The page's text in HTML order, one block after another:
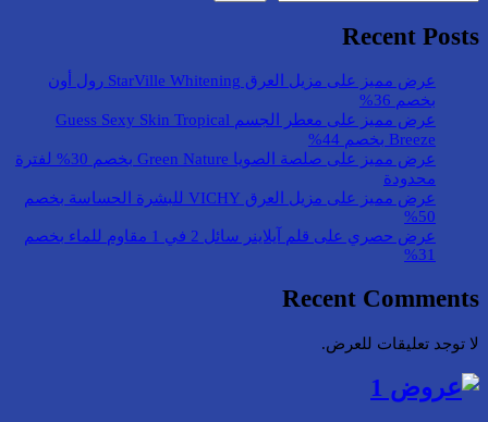
Recent Posts
عرض مميز على مزيل العرق StarVille Whitening رول أون
بخصم 36%
عرض مميز على معطر الجسم Guess Sexy Skin Tropical
Breeze بخصم 44%
عرض مميز على صلصة الصويا Green Nature بخصم 30% لفترة
محدودة
عرض مميز على مزيل العرق VICHY للبشرة الحساسة بخصم
50%
عرض حصري على قلم آيلاينر سائل 2 في 1 مقاوم للماء بخصم
31%
Recent Comments
لا توجد تعليقات للعرض.